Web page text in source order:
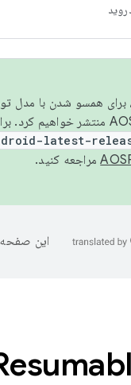
از سال ۲۰۲۶، برای همسو شدن
latest-
مراجعه کنید.
این